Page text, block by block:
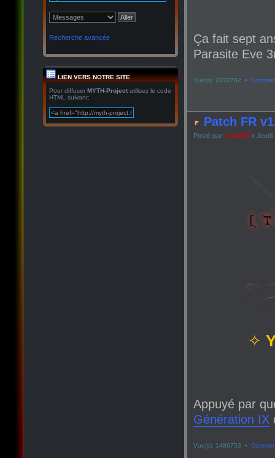
Recherche avancée
LIEN VERS NOTRE SITE
Pour diffuser MYTH-Project utilisez le code
HTML suivant:
Ça fait sept
Parasite Eve
Vue(s): 2832702 •
Patch FR
Posté par: Lyan53 » Jeudi
✧
Appuyé par
Génération IX
Vue(s): 1486753 •